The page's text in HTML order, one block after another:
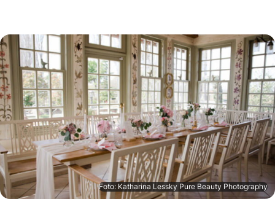
Foto: Katharina Lessky Pure Beauty Photography